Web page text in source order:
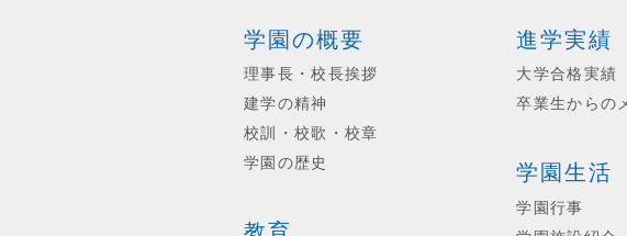
学園の概要
理事長・校長挨拶
建学の精神
校訓・校歌・校章
学園の歴史
進学実績
大学合格実績
卒業生からの
学園生活
学園行事